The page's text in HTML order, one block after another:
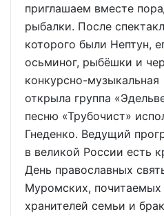
приглашаем вместе
рыбалки. После
которого были Нептун,
осьминог, рыбёшки и
конкурсно-
открыла группа
песню «Трубочист»
Гнеденко. Ведущий
в великой России есть
День православных
Муромских, почитаемых
хранителей семьи и